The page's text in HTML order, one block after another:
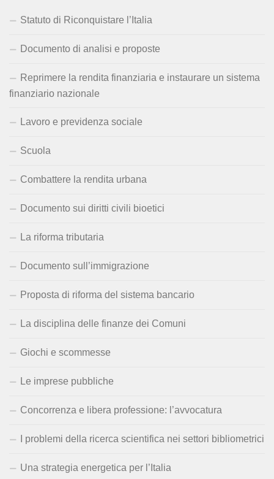
Statuto di Riconquistare l’Italia
Documento di analisi e proposte
Reprimere la rendita finanziaria e instaurare un sistema
finanziario nazionale
Lavoro e previdenza sociale
Scuola
Combattere la rendita urbana
Documento sui diritti civili bioetici
La riforma tributaria
Documento sull’immigrazione
Proposta di riforma del sistema bancario
La disciplina delle finanze dei Comuni
Giochi e scommesse
Le imprese pubbliche
Concorrenza e libera professione: l’avvocatura
I problemi della ricerca scientifica nei settori bibliometrici
Una strategia energetica per l’Italia